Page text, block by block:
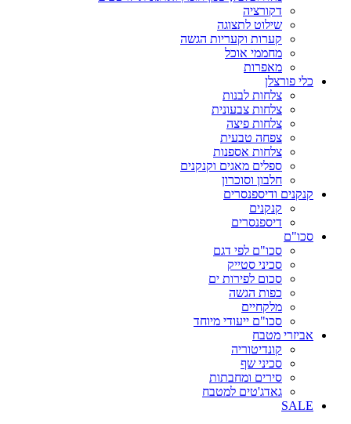
דקורציה
שילוט לתצוגה
קערות וקעריות הגשה
מחממי אוכל
מאפרות
כלי פורצלן
צלחות לבנות
צלחות צבעונית
צלחות פיצה
צפחה טבעית
צלחות אספנות
ספלים מאגים וקנקנים
חלבון וסוכרון
קנקנים ודיספנסרים
קנקנים
דיספנסרים
סכו"ם
סכו"ם לפי דגם
סכיני סטייק
סכום לפירות ים
כפות הגשה
מלקחיים
סכו"ם ייעודי מיוחד
אביזרי מטבח
קונדיטוריה
סכיני שף
סירים ומחבתות
גאדג'טים למטבח
SALE